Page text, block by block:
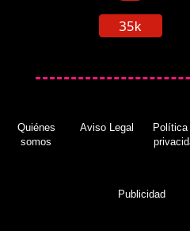
35k
Quiénes
somos
Aviso Legal
Política
Publicidad